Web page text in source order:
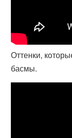
Оттенки,
басмы.